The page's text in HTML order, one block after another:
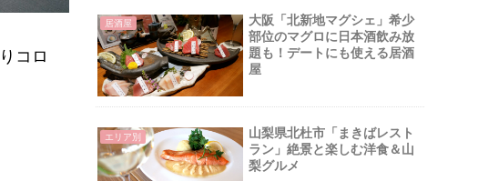
コロ
居酒屋
大阪「北新地マグシェ」希少
部位のマグロに日本酒飲み放
題も！デートにも使える居酒
屋
エリア別
山梨県北杜市「まきばレスト
ラン」絶景と楽しむ洋食＆山
梨グルメ